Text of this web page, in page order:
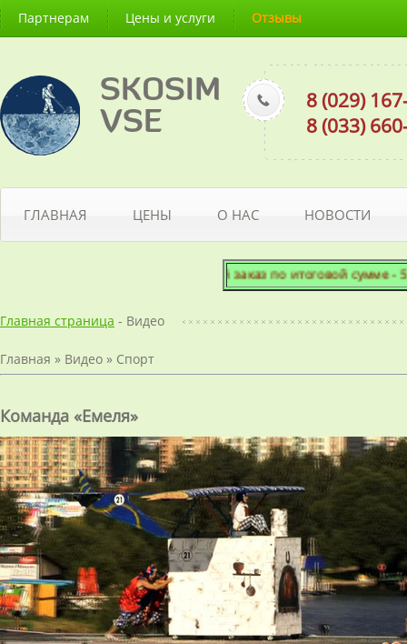
Партнерам Цены и услуги Отзывы
SKOSIM
VSE
8 (029)
8 (033)
ГЛАВНАЯ ЦЕНЫ О НАС НОВОСТИ
Минимальный заказ по итоговой сумме -
Главная страница - Видео
Главная » Видео » Спорт
Команда «Емеля»